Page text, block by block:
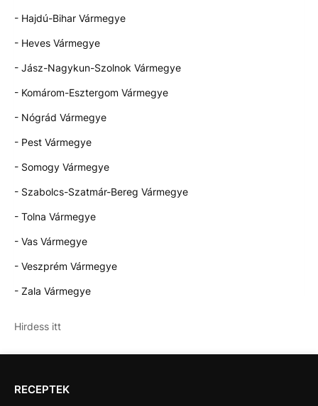
- Hajdú-Bihar Vármegye
- Heves Vármegye
- Jász-Nagykun-Szolnok Vármegye
- Komárom-Esztergom Vármegye
- Nógrád Vármegye
- Pest Vármegye
- Somogy Vármegye
- Szabolcs-Szatmár-Bereg Vármegye
- Tolna Vármegye
- Vas Vármegye
- Veszprém Vármegye
- Zala Vármegye
Hirdess itt
RECEPTEK